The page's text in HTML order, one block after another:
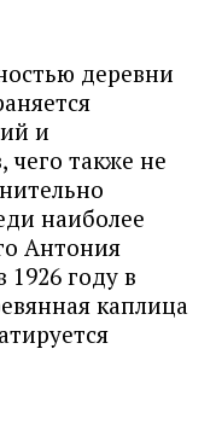
деревни
и
чего также не
наиболее
Антония
1926 году в
каплица